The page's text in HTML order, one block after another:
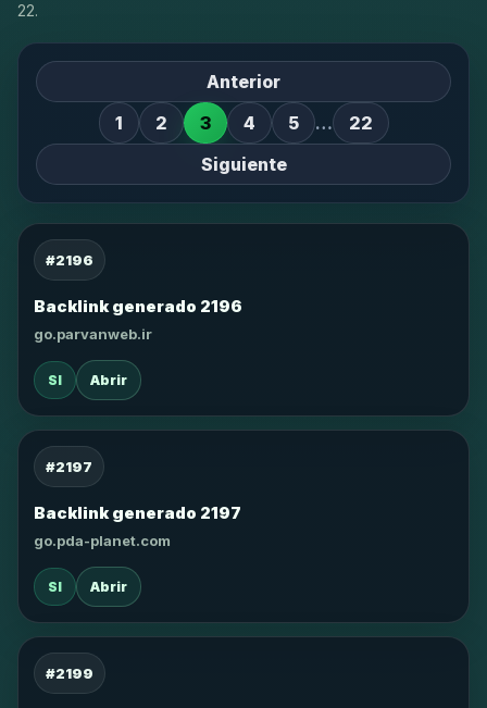
22.
Anterior
1
2 3 4 5 …
22
Siguiente
#2196
Backlink generado 2196
go.parvanweb.ir
SI Abrir
#2197
Backlink generado 2197
go.pda-planet.com
SI Abrir
#2199